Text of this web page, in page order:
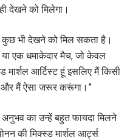
देखने को मिलेगा।
भी देखने को मिल सकता है।
एक धमाकेदार मैच, जो केवल
मार्शल आर्टिस्ट हूं इसलिए मैं किसी
और मैं ऐसा जरूर करूंगा।”
का उन्हें बहुत फायदा मिलने
की मिक्स्ड मार्शल आर्ट्स